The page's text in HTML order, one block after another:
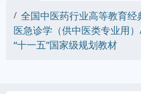
全国中医药行业高等教育经
医急诊学（供中医类专业用
“十一五”国家级规划教材